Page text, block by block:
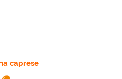
caprese